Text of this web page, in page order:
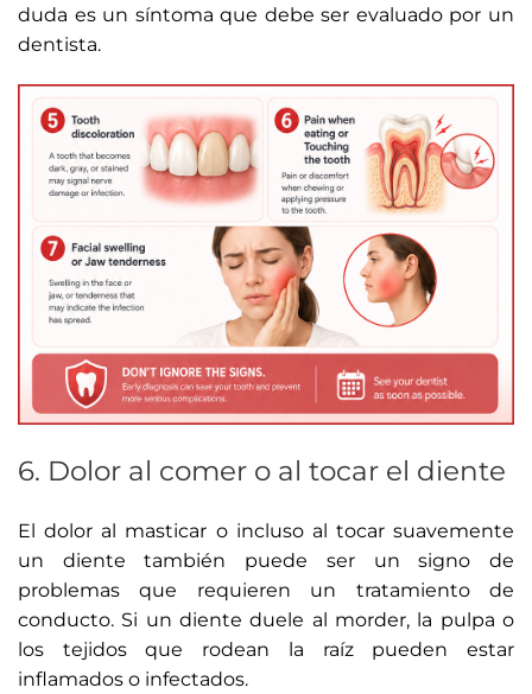
duda es un síntoma que debe ser evaluado por un
dentista.
6. Dolor al comer o al tocar el diente
El dolor al masticar o incluso al tocar suavemente
un diente también puede ser un signo de
problemas que requieren un tratamiento de
conducto. Si un diente duele al morder, la pulpa o
los tejidos que rodean la raíz pueden estar
inflamados o infectados.